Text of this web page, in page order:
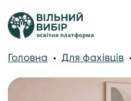
Головна Для фахівців